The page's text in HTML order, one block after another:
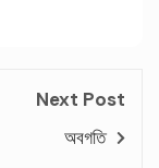
Next Post
অবগতি